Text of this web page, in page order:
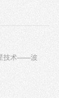
技术——波